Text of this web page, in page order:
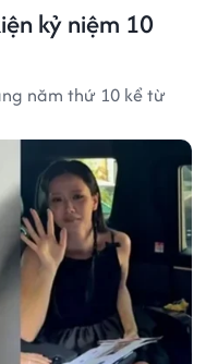
kỷ niệm 10
năm thứ 10 kể từ